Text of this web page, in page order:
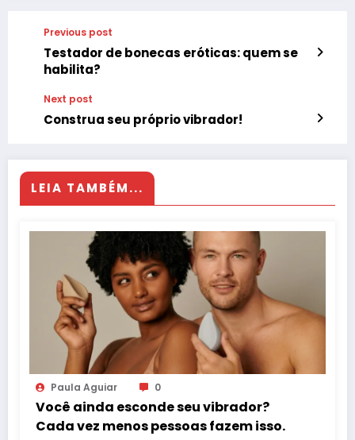
Previous post
Testador de bonecas eróticas: quem se
habilita?
Next post
Construa seu próprio vibrador!
LEIA TAMBÉM...
Paula Aguiar 0
Você ainda esconde seu vibrador?
Cada vez menos pessoas fazem isso.